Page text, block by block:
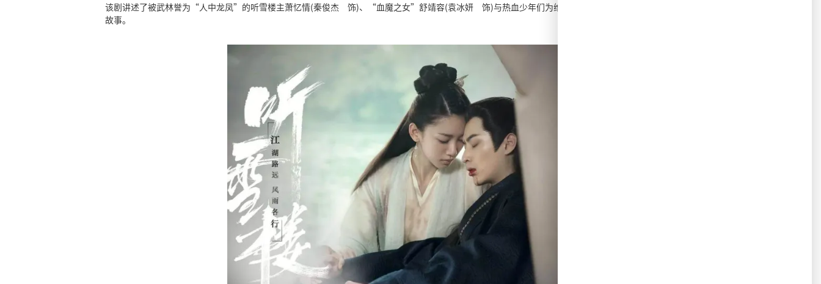
该剧讲述了被武林誉为“人中龙凤”的听雪楼主萧忆情(秦俊杰 饰)、“血魔之女”舒靖容(袁冰妍 饰)与热血少年们为维护正义而共同缔造的一段唯美江湖传奇的
故事。